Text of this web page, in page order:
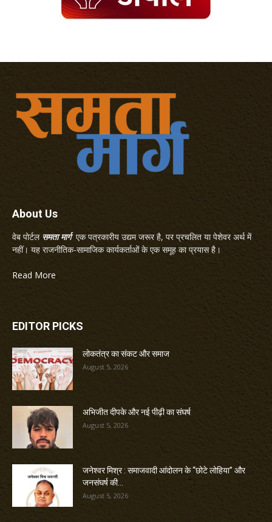
About Us
वेब पोर्टल समता मार्गएक पत्रकारीय उद्यम जरूर है, पर प्रचलित या पेशेवर अर्थ में
नहीं। यह राजनीतिक-सामाजिक कार्यकर्ताओं के एक समूह का प्रयास है।
Read More
EDITOR PICKS
लोकतंत्र का संकट और समाज
August 5, 2026
अभिजीत दीपके और नई पीढ़ी का संघर्ष
August 5, 2026
जनेश्वर मिश्र : समाजवादी आंदोलन के “छोटे लोहिया” और
जनसंघर्ष की...
August 5, 2026